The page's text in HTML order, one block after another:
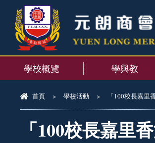
學校概覽 學與教
首頁 > 學校活動 > 「100校長嘉里
「100校長嘉里